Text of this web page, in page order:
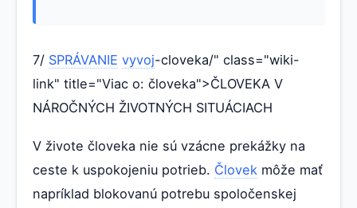
7/ SPRÁVANIE vyvoj-cloveka/" class="wiki-
link" title="Viac o: človeka">ČLOVEKA V
NÁROČNÝCH ŽIVOTNÝCH SITUÁCIACH
V živote človeka nie sú vzácne prekážky na
ceste k uspokojeniu potrieb. Človek môže mať
napríklad blokovanú potrebu spoločenskej